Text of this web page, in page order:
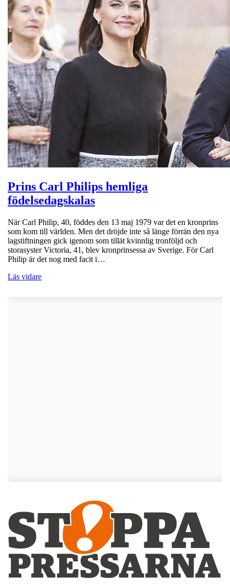
Prins Carl Philips hemliga
födelsedagskalas
När Carl Philip, 40, föddes den 13 maj 1979 var det en kronprins
som kom till världen. Men det dröjde inte så länge förrän den nya
lagstiftningen gick igenom som tillät kvinnlig tronföljd och
storasyster Victoria, 41, blev kronprinsessa av Sverige. För Carl
Philip är det nog med facit i…
Läs vidare